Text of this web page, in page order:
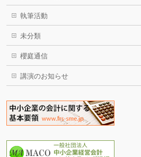
執筆活動
未分類
櫻庭通信
講演のお知らせ